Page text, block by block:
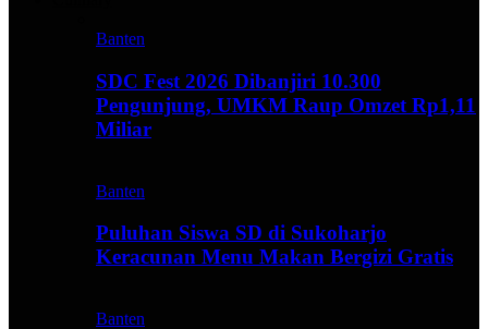
Banten
SDC Fest 2026 Dibanjiri 10.300
Pengunjung, UMKM Raup Omzet Rp1,11
Miliar
Banten
Puluhan Siswa SD di Sukoharjo
Keracunan Menu Makan Bergizi Gratis
Banten